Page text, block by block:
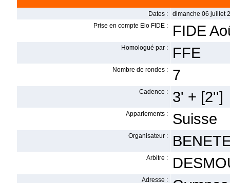
Dates :
dimanche 06 juillet
Prise en compte Elo FIDE :
FIDE
Homologué par : FFE
Nombre de rondes : 7
Cadence : 3' + [2'']
Appariements : Suisse
Organisateur :
Arbitre :
Adresse :